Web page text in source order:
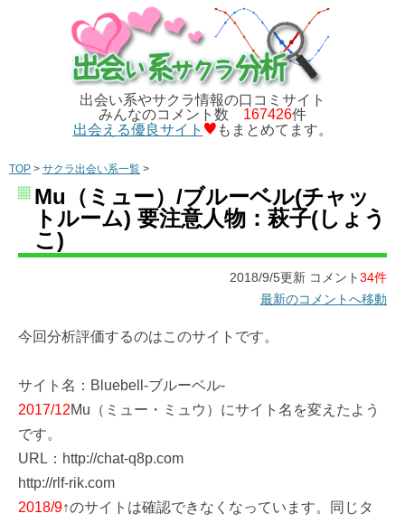
出会い系やサクラ情報の口コミサイト
みんなのコメント数 167426件
出会える優良サイト
もまとめてます。
TOP > サクラ出会い系一覧 >
Mu（ミュー）/ブルーベル(チャッ
トルーム) 要注意人物：萩子(しょう
こ)
2018/9/5更新 コメント34件
最新のコメントへ移動
今回分析評価するのはこのサイトです。
サイト名：Bluebell-ブルーベル-
2017/12Mu（ミュー・ミュウ）にサイト名を変えたよう
です。
URL：http://chat-q8p.com
http://rlf-rik.com
2018/9↑のサイトは確認できなくなっています。同じタ